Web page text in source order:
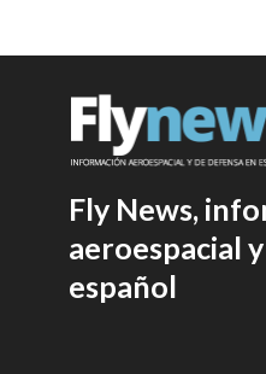
Fly News,
aeroespacial
español